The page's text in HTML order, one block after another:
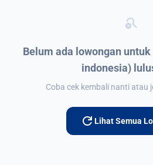
search_off
Belum ada lowongan
indonesia)
Coba cek kembali nanti atau
refresh Lihat Semua